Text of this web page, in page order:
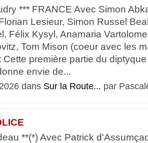
*** FRANCE Avec Simon
Lesieur, Simon Russel
Félix Kysyl, Anamaria
Tom Mison (coeur avec les
Cette première partie du
envie de...
dans Sur la Route... par
**(*) Avec Patrick